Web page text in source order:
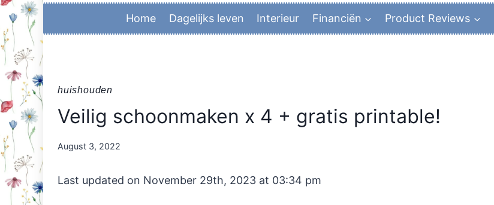
Home Dagelijks leven Interieur Financiën Product Reviews
huishouden
Veilig schoonmaken x 4 + gratis printable!
By
August 3, 2022
Last updated on November 29th, 2023 at 03:34 pm